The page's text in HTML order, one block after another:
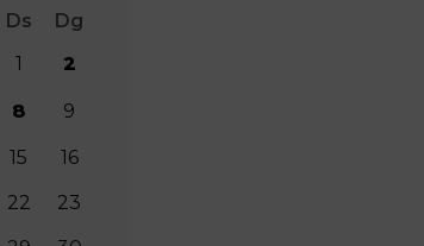
Ds
Dg
1
2
8 9
15
16
22
23